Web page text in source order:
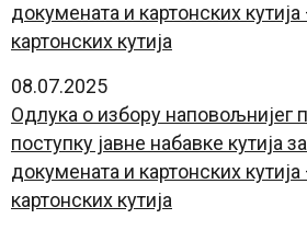
докумената и картонских
картонских кутија
08.07.2025
Одлука о избору наповољнијег
поступку јавне набавке кутија
докумената и картонских
картонских кутија